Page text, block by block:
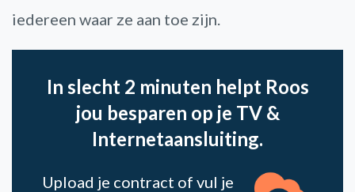
iedereen waar ze aan toe zijn.
In slecht 2 minuten helpt Roos
jou besparen op je TV &
Internetaansluiting.
Upload je contract of vul je